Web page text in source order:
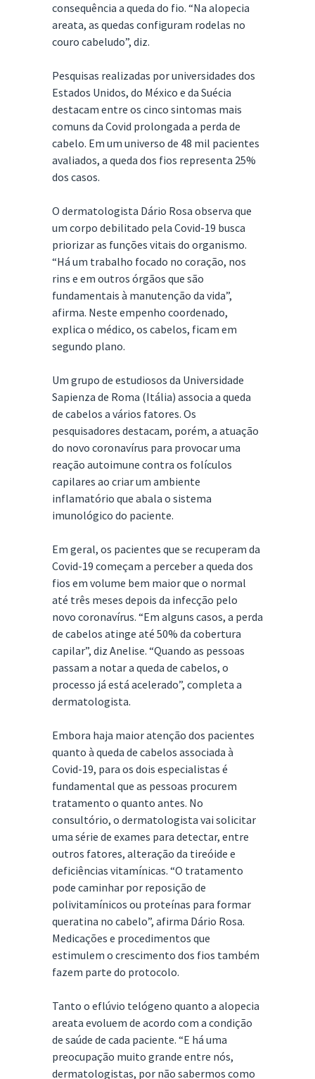
consequência a queda do fio. “Na alopecia
areata, as quedas configuram rodelas no
couro cabeludo”, diz.
Pesquisas realizadas por universidades dos
Estados Unidos, do México e da Suécia
destacam entre os cinco sintomas mais
comuns da Covid prolongada a perda de
cabelo. Em um universo de 48 mil pacientes
avaliados, a queda dos fios representa 25%
dos casos.
O dermatologista Dário Rosa observa que
um corpo debilitado pela Covid-19 busca
priorizar as funções vitais do organismo.
“Há um trabalho focado no coração, nos
rins e em outros órgãos que são
fundamentais à manutenção da vida”,
afirma. Neste empenho coordenado,
explica o médico, os cabelos, ficam em
segundo plano.
Um grupo de estudiosos da Universidade
Sapienza de Roma (Itália) associa a queda
de cabelos a vários fatores. Os
pesquisadores destacam, porém, a atuação
do novo coronavírus para provocar uma
reação autoimune contra os folículos
capilares ao criar um ambiente
inflamatório que abala o sistema
imunológico do paciente.
Em geral, os pacientes que se recuperam da
Covid-19 começam a perceber a queda dos
fios em volume bem maior que o normal
até três meses depois da infecção pelo
novo coronavírus. “Em alguns casos, a perda
de cabelos atinge até 50% da cobertura
capilar”, diz Anelise. “Quando as pessoas
passam a notar a queda de cabelos, o
processo já está acelerado”, completa a
dermatologista.
Embora haja maior atenção dos pacientes
quanto à queda de cabelos associada à
Covid-19, para os dois especialistas é
fundamental que as pessoas procurem
tratamento o quanto antes. No
consultório, o dermatologista vai solicitar
uma série de exames para detectar, entre
outros fatores, alteração da tireóide e
deficiências vitamínicas. “O tratamento
pode caminhar por reposição de
polivitamínicos ou proteínas para formar
queratina no cabelo”, afirma Dário Rosa.
Medicações e procedimentos que
estimulem o crescimento dos fios também
fazem parte do protocolo.
Tanto o eflúvio telógeno quanto a alopecia
areata evoluem de acordo com a condição
de saúde de cada paciente. “E há uma
preocupação muito grande entre nós,
dermatologistas, por não sabermos como